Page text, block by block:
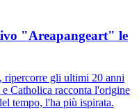
"Areapangeart" le
ripercorre gli ultimi 20 anni
Catholica racconta l'origine
tempo, l'ha più ispirata.